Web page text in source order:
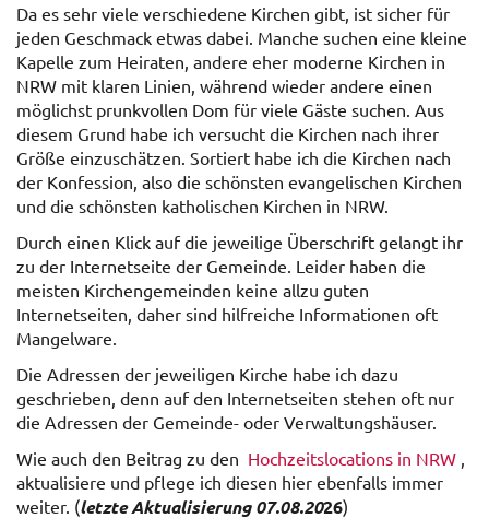
Da es sehr viele verschiedene Kirchen gibt, ist sicher für
jeden Geschmack etwas dabei. Manche suchen eine kleine
Kapelle zum Heiraten, andere eher moderne Kirchen in
NRW mit klaren Linien, während wieder andere einen
möglichst prunkvollen Dom für viele Gäste suchen. Aus
diesem Grund habe ich versucht die Kirchen nach ihrer
Größe einzuschätzen. Sortiert habe ich die Kirchen nach
der Konfession, also die schönsten evangelischen Kirchen
und die schönsten katholischen Kirchen in NRW.
Durch einen Klick auf die jeweilige Überschrift gelangt ihr
zu der Internetseite der Gemeinde. Leider haben die
meisten Kirchengemeinden keine allzu guten
Internetseiten, daher sind hilfreiche Informationen oft
Mangelware.
Die Adressen der jeweiligen Kirche habe ich dazu
geschrieben, denn auf den Internetseiten stehen oft nur
die Adressen der Gemeinde- oder Verwaltungshäuser.
Wie auch den Beitrag zu den Hochzeitslocations in NRW
aktualisiere und pflege ich diesen hier ebenfalls immer
weiter. (letzte Aktualisierung 07.08.2026)